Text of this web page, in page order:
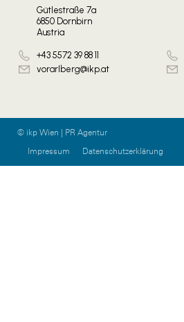
Gütlestraße 7a
6850 Dornbirn
Austria
+43 5572 39 88 11
vorarlberg@ikp.at
© ikp Wien | PR Agentur
Impressum
Datenschutzerklärung